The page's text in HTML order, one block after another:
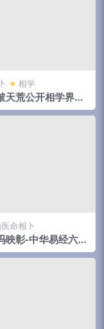
相学
天荒公开相学界不
命相卜
映彰-中华易经六爻
术讲义352页